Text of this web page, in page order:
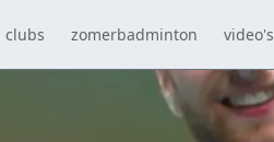
clubs zomerbadminton video's